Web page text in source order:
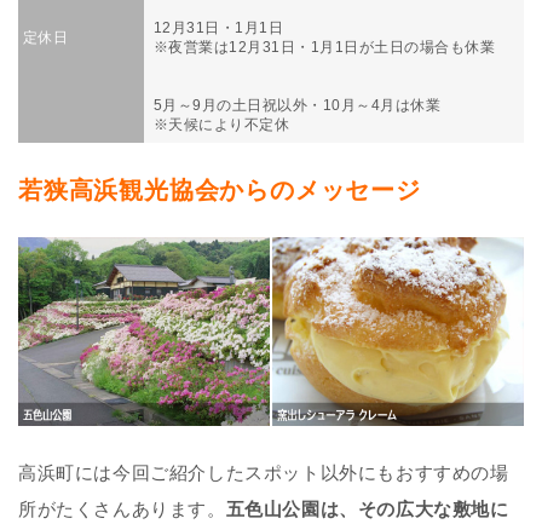
定休日
12月31日・1月1日
※夜営業は12月31日・1月1日が土日の場合も休業
5月～9月の土日祝以外・10月～4月は休業
※天候により不定休
若狭高浜観光協会からのメッセージ
高浜町には今回ご紹介したスポット以外にもおすすめの場
所がたくさんあります。 五色山公園は、その広大な敷地に